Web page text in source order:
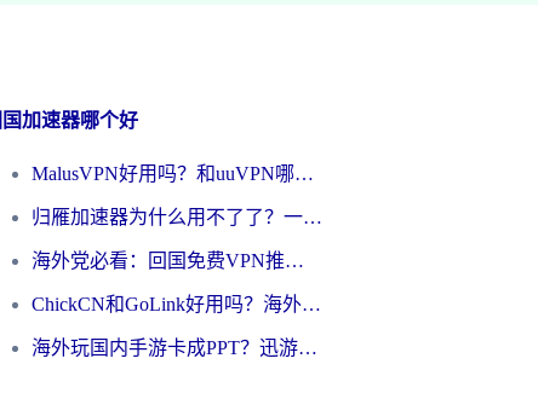
国加速器哪个好
MalusVPN好用吗？和uuVPN哪个好？海外党无缝访问国内资源的真实对比与选择指南
归雁加速器为什么用不了了？一位海外游子的真实困惑与技术解答
海外党必看：回国免费VPN推荐？别踩坑！教你选对加速器无缝刷国内资源
ChickCN和GoLink好用吗？海外党如何选对回国加速器
海外玩国内手游卡成PPT？迅游和奇游手游哪个好？一篇讲透回国加速器怎么选